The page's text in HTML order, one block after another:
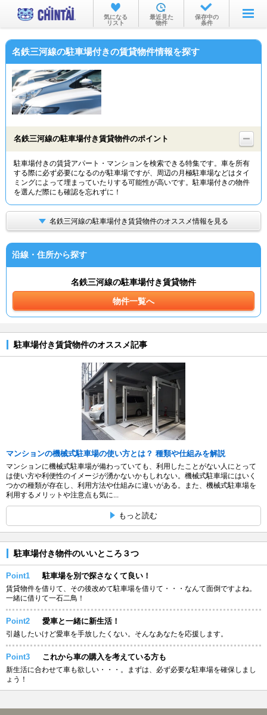
お部屋を探す
沿線・駅から
物件特集から
TOP
気になる
リスト
最近見た
物件
保存中の
条件
名鉄三河線の駐車場付きの賃貸物件情報を探す
名鉄三河線の駐車場付き賃貸物件のポイント
駐車場付きの賃貸アパート・マンションを検索できる特集です。車を所有
する際に必ず必要になるのが駐車場ですが、周辺の月極駐車場などはタイ
ミングによって埋まっていたりする可能性が高いです。駐車場付きの物件
を選んだ際にも確認を忘れずに！
名鉄三河線の駐車場付き賃貸物件のオススメ情報を見る
沿線・住所から探す
名鉄三河線の駐車場付き賃貸物件
物件一覧へ
駐車場付き賃貸物件のオススメ記事
マンションの機械式駐車場の使い方とは？ 種類や仕組みを解説
マンションに機械式駐車場が備わっていても、利用したことがない人にとって
は使い方や利便性のイメージが湧かないかもしれない。機械式駐車場にはいく
つかの種類が存在し、利用方法や仕組みに違いがある。また、機械式駐車場を
利用するメリットや注意点も気に...
もっと読む
駐車場付き物件のいいところ３つ
Point1 駐車場を別で探さなくて良い！
賃貸物件を借りて、その後改めて駐車場を借りて・・・なんて面倒ですよね。
一緒に借りて一石二鳥！
Point2 愛車と一緒に新生活！
引越したいけど愛車を手放したくない。そんなあなたを応援します。
Point3 これから車の購入を考えている方も
新生活に合わせて車も欲しい・・・。まずは、必ず必要な駐車場を確保しまし
ょう！